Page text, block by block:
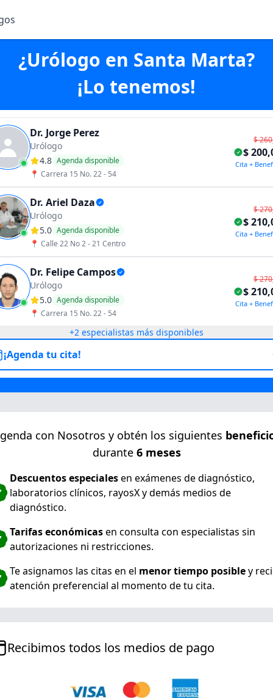
¿Urólogo en Santa Marta?
¡Lo tenemos!
Dr. Jorge Perez
Urólogo
4.8 Agenda disponible
📍 Carrera 15 No. 22 - 54
$
$
Cita +
Dr. Ariel Daza
Urólogo
5.0 Agenda disponible
📍 Calle 22 No 2 - 21 Centro
$
$
Cita +
Dr. Felipe Campos
Urólogo
5.0 Agenda disponible
📍 Carrera 15 No. 22 - 54
$
$
Cita +
+2 especialistas más disponibles
¡Agenda tu cita!
con Nosotros y obtén los siguientes
durante 6 meses
Descuentos especialesen exámenes de diagnóstico,
laboratorios clínicos, rayosX y demás medios de
diagnóstico.
Tarifas económicasen consulta con especialistas sin
autorizaciones ni restricciones.
Te asignamos las citas en el menor tiempo posibley
atención preferencial al momento de tu cita.
Recibimos todos los medios de pago